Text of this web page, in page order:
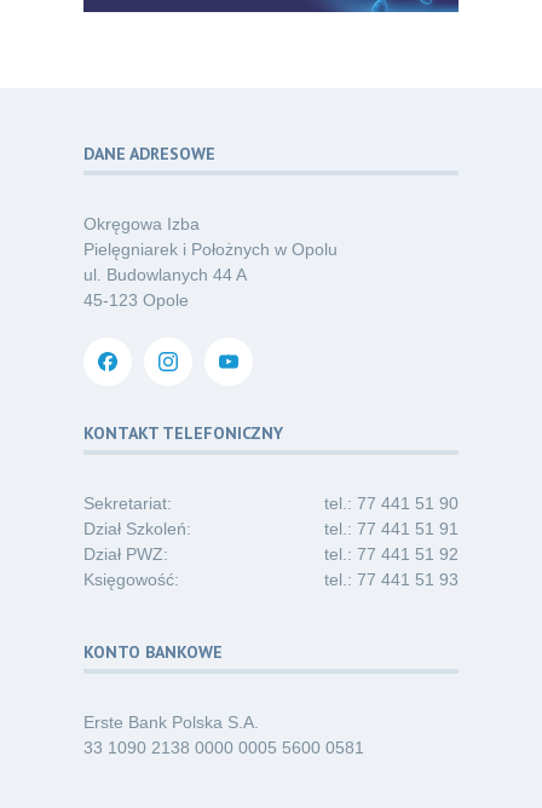
06
Poza sezonem, poza schematem –
o nowym spojrzeniu na profilaktykę
03
Oferta pracy – pielęgniarka/pielęgniarz
06.26
i absolwentów pielęgniarstwa
Kategoria:Komunikaty
DANE ADRESOWE
Okręgowa Izba
Pielęgniarek i Położnych w Opolu
ul. Budowlanych 44 A
45-123 Opole
KONTAKT TELEFONICZNY
Sekretariat:
tel.: 77 441 51 90
Dział Szkoleń:
tel.: 77 441 51 91
Dział PWZ:
tel.: 77 441 51 92
Księgowość:
tel.: 77 441 51 93
KONTO BANKOWE
Erste Bank Polska S.A.
33 1090 2138 0000 0005 5600 0581